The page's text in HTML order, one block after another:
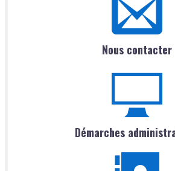
Nous contacter
Démarches